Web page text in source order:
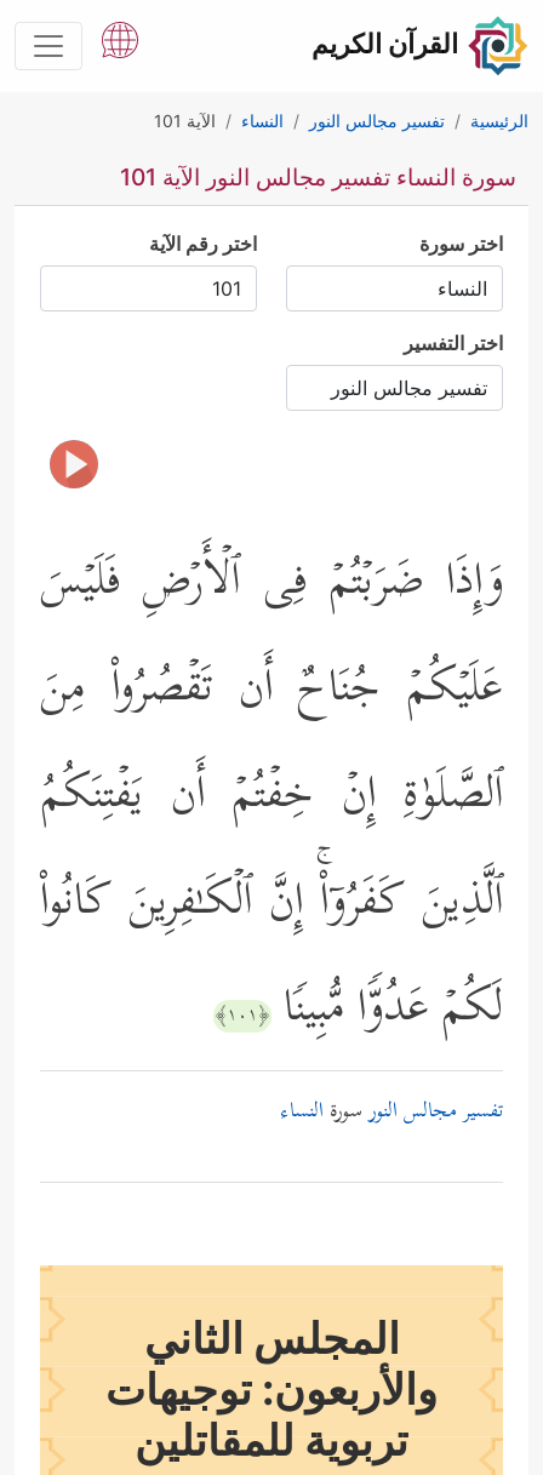
القرآن الكريم
الرئيسية تفسير مجالس النور النساء الآية 101
سورة النساء تفسير مجالس النور الآية 101
اختر سورة اختر رقم الآية
اختر التفسير
وَإِذَا ضَرَبۡتُمۡ فِی ٱلۡأَرۡضِ فَلَیۡسَ
عَلَیۡكُمۡ جُنَاحٌ أَن تَقۡصُرُواْ مِنَ
ٱلصَّلَوٰةِ إِنۡ خِفۡتُمۡ أَن یَفۡتِنَكُمُ
ٱلَّذِینَ كَفَرُوۤاْۚ إِنَّ ٱلۡكَـٰفِرِینَ كَانُواْ
لَكُمۡ عَدُوࣰّا مُّبِینࣰا ﴿١٠١﴾
تفسير مجالس النورسورة النساء
المجلس الثاني
والأربعون: توجيهات
تربوية للمقاتلين